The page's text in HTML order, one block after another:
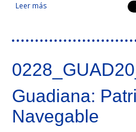
Leer más sobre Dinamización
transfronteriza Gerês-
Guadiana:
Navegable